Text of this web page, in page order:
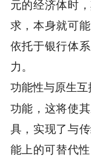
元的经济体时
求，本身就可
依托于银行体
力。
功能性与原生
功能，这将使
具，实现了与
能上的可替代